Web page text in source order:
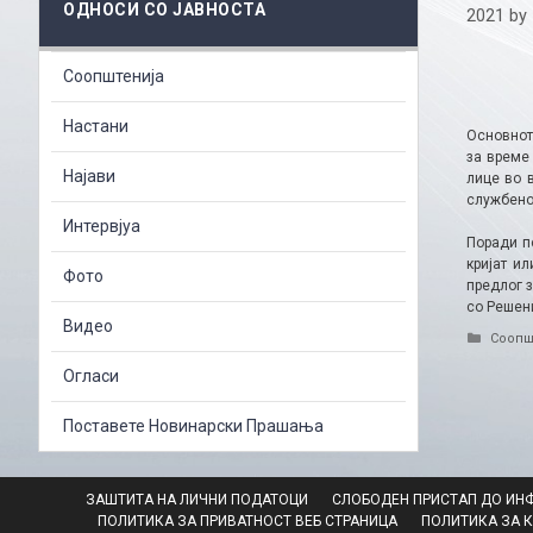
2021 by
за време
лице во
Поради
кријат
предлог
со
ОДНОСИ СО ЈАВНОСТА
Соопштенија
Настани
Најави
Интервјуа
Фото
Видео
Огласи
Поставете Новинарски Прашања
ЗАШТИТА НА ЛИЧНИ ПОДАТОЦИ СЛОБОДЕН ПРИСТАП ДО
ПОЛИТИКА ЗА ПРИВАТНОСТ ВЕБ СТРАНИЦА
ПОЛИТИКА ЗА